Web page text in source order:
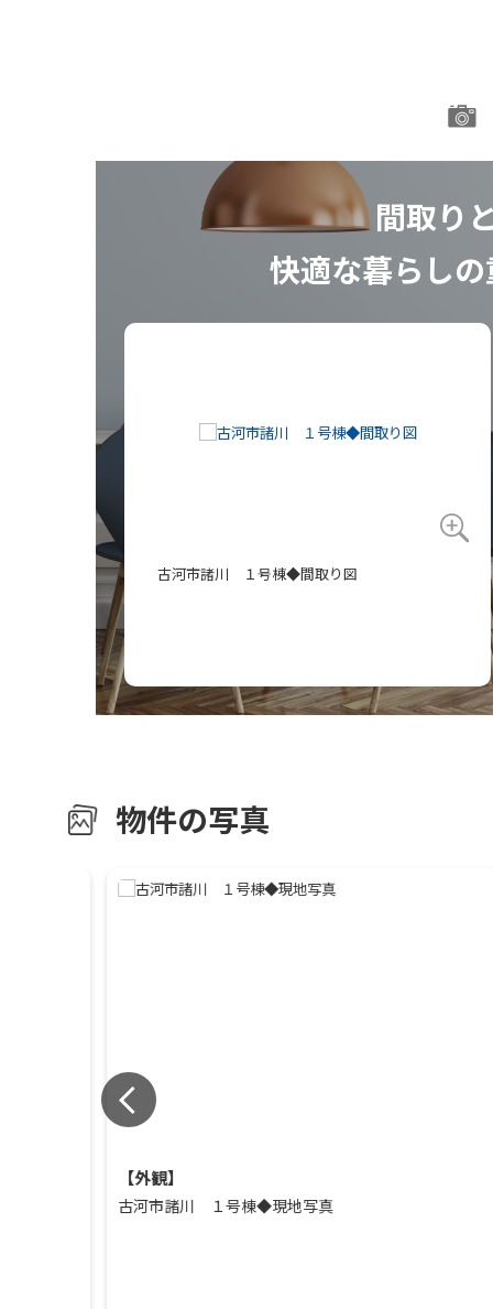
間取り
快適な暮らし
古河市諸川 １号棟◆間取り図
物件の写真
【外観】
古河市諸川 １号棟◆現地写真